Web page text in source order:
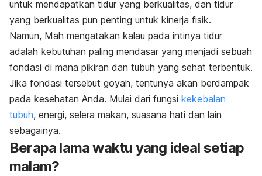
untuk mendapatkan tidur yang berkualitas, dan tidur
yang berkualitas pun penting untuk kinerja fisik.
Namun, Mah mengatakan kalau pada intinya tidur
adalah kebutuhan paling mendasar yang menjadi sebuah
fondasi di mana pikiran dan tubuh yang sehat terbentuk.
Jika fondasi tersebut goyah, tentunya akan berdampak
pada kesehatan Anda. Mulai dari fungsi kekebalan
tubuh, energi, selera makan, suasana hati dan lain
sebagainya.
Berapa lama waktu yang ideal setiap
malam?